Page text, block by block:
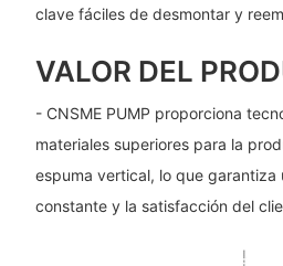
clave fáciles de desmontar y
VALOR DEL
- CNSME PUMP proporciona
materiales superiores para la
espuma vertical, lo que garantiza
constante y la satisfacción del